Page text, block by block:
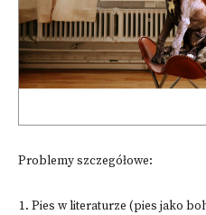
Problemy szczegółowe:
Pies w literaturze (pies jako